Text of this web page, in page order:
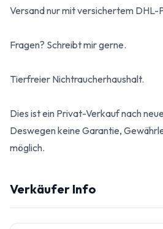
Versand nur mit versichertem DHL-
Fragen? Schreibt mir gerne.
Tierfreier Nichtraucherhaushalt.
Dies ist ein Privat-Verkauf nach
Deswegen keine Garantie,
möglich.
Verkäufer Info